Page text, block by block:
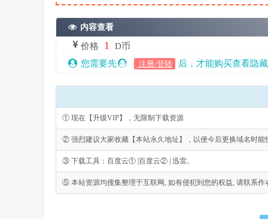
内容查看
价格 1
D币
您需要先
注册/登陆 后，才能购买查看隐
① 现在【升级VIP】，无限制下载资源
② 强烈建议大家收藏【本站永久地址】，以便今后更换域名时能
③ 下载工具：百度云① |百度云② | 迅雷。
⑤ 本站资源均搜集整理于互联网, 如有侵犯到您的权益, 请联系作